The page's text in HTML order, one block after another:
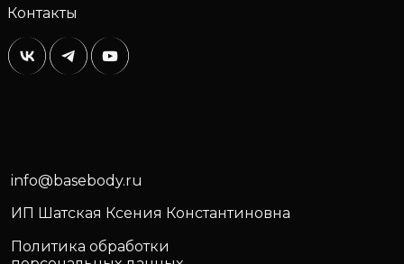
Контакты
ИП Шатская Ксения Константиновна
Политика обработки
info@basebody.ru